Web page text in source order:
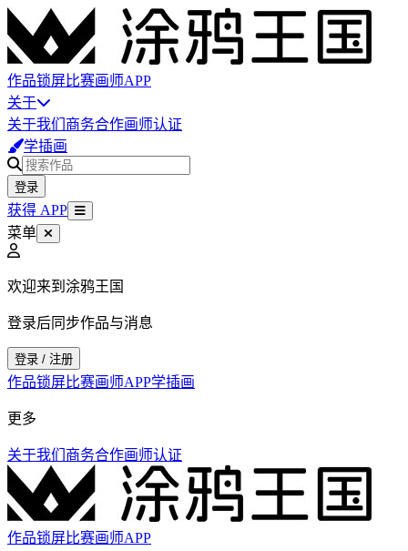
作品锁屏比赛画师APP
关于
关于我们 商务合作画师认证
学插画
登录
获得 APP
菜单
欢迎来到涂鸦王国
登录后同步作品与消息
登录 / 注册
作品锁屏比赛画师APP学插画
更多
关于我们 商务合作画师认证
作品锁屏比赛画师APP